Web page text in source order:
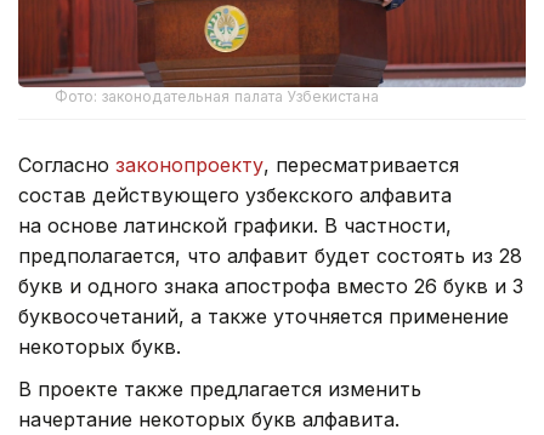
Фото: законодательная палата Узбекистана
Согласно законопроекту, пересматривается
состав действующего узбекского алфавита
на основе латинской графики. В частности,
предполагается, что алфавит будет состоять из 28
букв и одного знака апострофа вместо 26 букв и 3
буквосочетаний, а также уточняется применение
некоторых букв.
В проекте также предлагается изменить
начертание некоторых букв алфавита.